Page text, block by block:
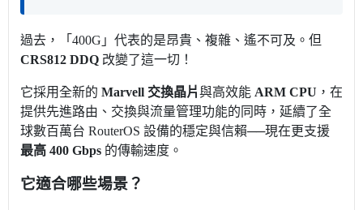
過去，「400G」代表的是昂貴、複雜、遙不可及。 但
CRS812 DDQ 改變了這一切！
它採用全新的 Marvell 交換晶片與高效能 ARM CPU ， 在
提供先進路由、交換與流量管理功能的同時， 延續了全
球數百萬台 RouterOS 設備的穩定與信賴──現在更支援
最高 400 Gbps 的傳輸速度。
它適合哪些場景？